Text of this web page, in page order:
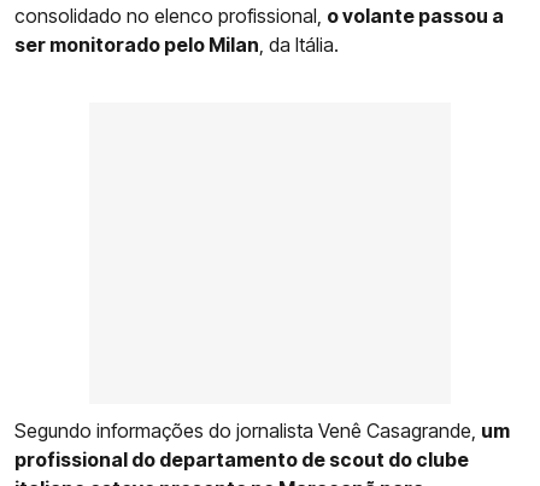
consolidado no elenco profissional, o volante passou a
ser monitorado pelo Milan , da Itália.
Segundo informações do jornalista Venê Casagrande, um
profissional do departamento de scout do clube